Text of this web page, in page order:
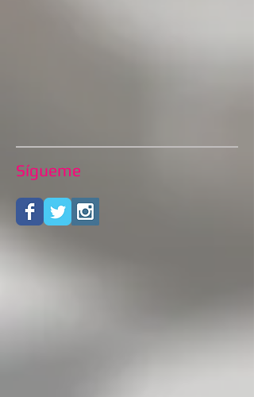
Sígueme